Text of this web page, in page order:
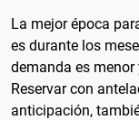
La mejor época
es durante los
demanda es
Reservar con
anticipación,